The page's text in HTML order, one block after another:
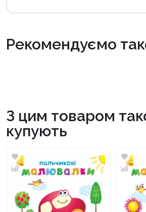
Рекомендуємо
З цим товаром
купують